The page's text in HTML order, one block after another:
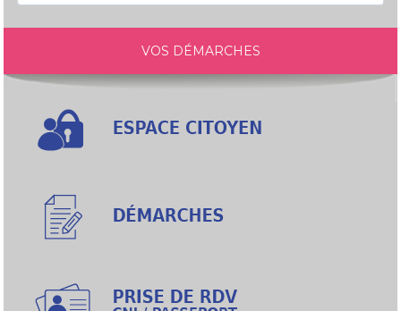
VOS DÉMARCHES